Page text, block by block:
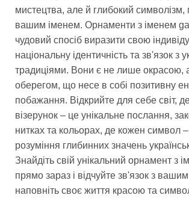
мистецтва, але й глибокий символізм,
вашим іменем. Орнаменти з іменем
чудовий спосіб виразити свою
національну ідентичність та зв'язок з
традиціями. Вони є не лише окрасою,
оберегом, що несе в собі позитивну
побажання. Відкрийте для себе світ,
візерунок – це унікальне послання,
нитках та кольорах, де кожен символ
розуміння глибинних значень
Знайдіть свій унікальний орнамент з
прямо зараз і відчуйте зв'язок з
наповніть своє життя красою та